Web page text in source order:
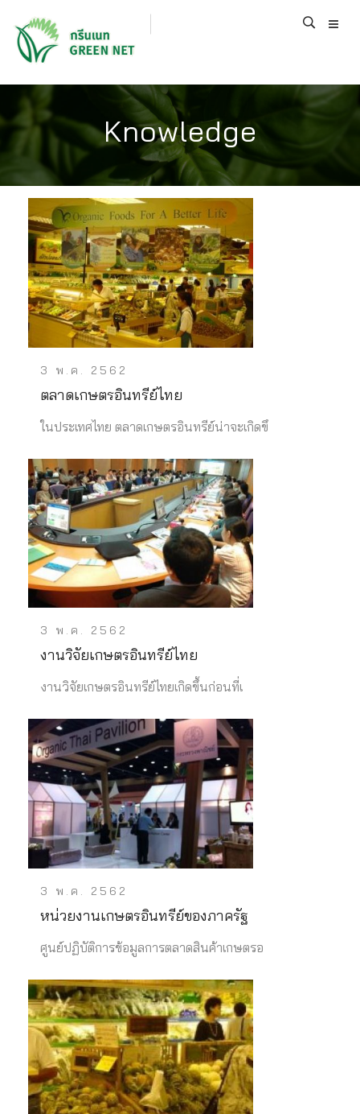
Knowledge
3 พ.ค. 2562
ตลาดเกษตรอินทรีย์ไทย
ในประเทศไทย ตลาดเกษตรอินทรีย์น่าจะเกิดขึ
3 พ.ค. 2562
งานวิจัยเกษตรอินทรีย์ไทย
งานวิจัยเกษตรอินทรีย์ไทยเกิดขึ้นก่อนที่เ
3 พ.ค. 2562
หน่วยงานเกษตรอินทรีย์ของภาครัฐ
ศูนย์ปฏิบัติการข้อมูลการตลาดสินค้าเกษตรอ